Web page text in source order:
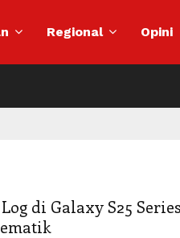
Regional Opini
di Galaxy S25 Series